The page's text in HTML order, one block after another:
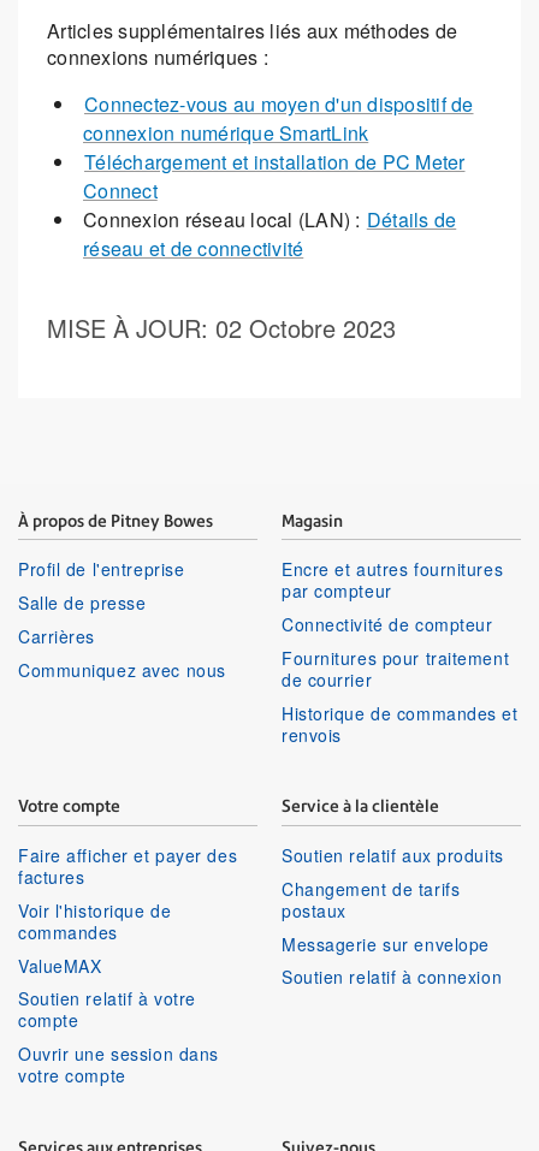
Articles supplémentaires liés aux méthodes de
connexions numériques :
Connectez-vous au moyen d'un dispositif de
connexion numérique SmartLink
Téléchargement et installation de PC Meter
Connect
Connexion réseau local (LAN) : Détails de
réseau et de connectivité
MISE À JOUR: 02 Octobre 2023
À propos de Pitney Bowes
Profil de l'entreprise
Salle de presse
Carrières
Communiquez avec nous
Magasin
Encre et autres fournitures
par compteur
Connectivité de compteur
Fournitures pour traitement
de courrier
Historique de commandes et
renvois
Votre compte
Faire afficher et payer des
factures
Voir l'historique de
commandes
ValueMAX
Soutien relatif à votre
compte
Ouvrir une session dans
votre compte
Service à la clientèle
Soutien relatif aux produits
Changement de tarifs
postaux
Messagerie sur envelope
Soutien relatif à connexion